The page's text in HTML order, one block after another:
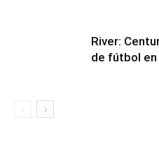
River:
de fútbol